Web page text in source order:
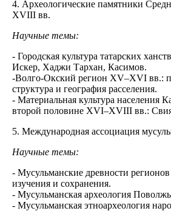
4. Археологические памятники
XVIII вв.
Научные темы:
- Городская культура татарских
Искер, Хаджи Тархан, Касимов.
-Волго-Окский регион XV–XVI вв.:
структура и география расселения.
- Материальная культура населения
второй половине XVI–XVIII вв.:
5. Международная ассоциация
Научные темы:
- Мусульманские древности
изучения и сохранения.
- Мусульманская археология
- Мусульманская этноархеология